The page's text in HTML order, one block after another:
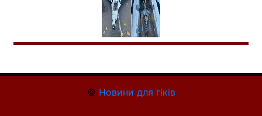
© Новини для гіків